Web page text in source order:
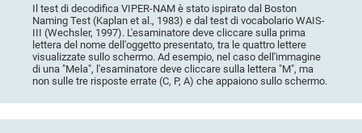
Il test di decodifica VIPER-NAM è stato ispirato dal Boston
Naming Test (Kaplan et al., 1983) e dal test di vocabolario WAIS-
III (Wechsler, 1997). L'esaminatore deve cliccare sulla prima
lettera del nome dell'oggetto presentato, tra le quattro lettere
visualizzate sullo schermo. Ad esempio, nel caso dell'immagine
di una "Mela", l'esaminatore deve cliccare sulla lettera "M", ma
non sulle tre risposte errate (C, P, A) che appaiono sullo schermo.